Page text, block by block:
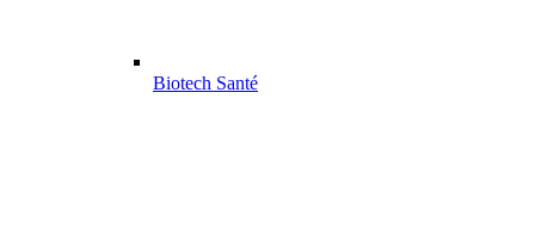
Biotech Santé